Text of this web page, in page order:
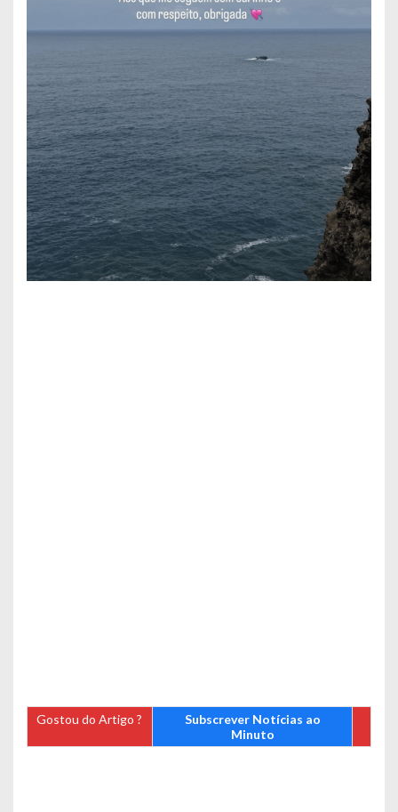
Gostou do Artigo ?
Subscrever Notícias ao
Minuto